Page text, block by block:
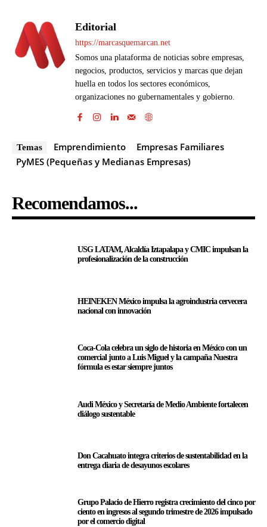
Editorial
https://marcasquemarcan.net
Somos una plataforma de noticias sobre empresas,
negocios, productos, servicios y marcas que dejan
huella en todos los sectores económicos,
organizaciones no gubernamentales y gobierno.
Temas Emprendimiento
Empresas Familiares
PyMES (Pequeñas y Medianas Empresas)
Recomendamos...
USG LATAM, Alcaldía Iztapalapa y CMIC impulsan la
profesionalización de la construcción
HEINEKEN México impulsa la agroindustria cervecera
nacional con innovación
Coca-Cola celebra un siglo de historia en México con un
comercial junto a Luis Miguel y la campaña Nuestra
fórmula es estar siempre juntos
Audi México y Secretaría de Medio Ambiente fortalecen
diálogo sustentable
Don Cacahuato integra criterios de sustentabilidad en la
entrega diaria de desayunos escolares
Grupo Palacio de Hierro registra crecimiento del cinco por
ciento en ingresos al segundo trimestre de 2026 impulsado
por el comercio digital